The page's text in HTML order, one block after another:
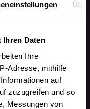
Ihren Daten
Ihre
Adresse, mithilfe
auf
zuzugreifen und so
Messungen von
aus
Qualität.
als
Überfahrrampe,
Einfahrt.